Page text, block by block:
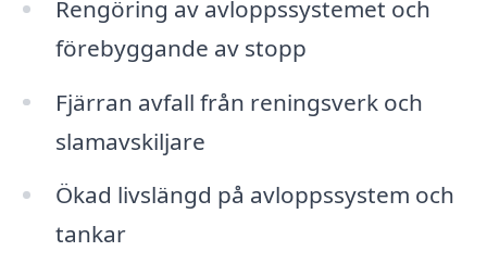
Rengöring av avloppssystemet och
förebyggande av stopp
Fjärran avfall från reningsverk och
slamavskiljare
Ökad livslängd på avloppssystem och
tankar